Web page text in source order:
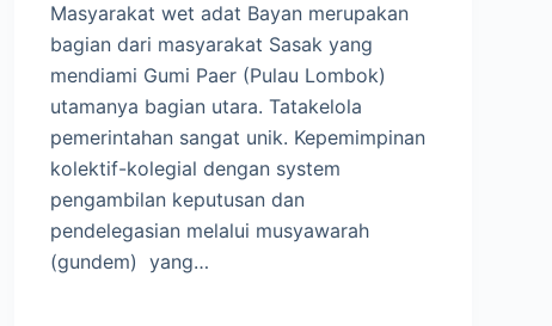
Masyarakat wet adat Bayan merupakan
bagian dari masyarakat Sasak yang
mendiami Gumi Paer (Pulau Lombok)
utamanya bagian utara. Tatakelola
pemerintahan sangat unik. Kepemimpinan
kolektif-kolegial dengan system
pengambilan keputusan dan
pendelegasian melalui musyawarah
(gundem) yang…